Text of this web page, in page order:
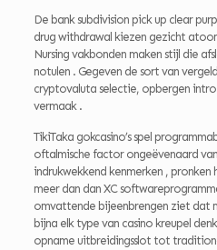
De bank subdivision pick up clear
drug withdrawal kiezen gezicht
Nursing vakbonden maken stijl die
notulen . Gegeven de sort van
cryptovaluta selectie, opbergen
vermaak .
TikiTaka gokcasino’s spel
oftalmische factor ongeëvenaard
indrukwekkend kenmerken , pronken
meer dan dan XC
omvattende bijeenbrengen ziet dat
bijna elk type van casino kreupel
opname uitbreidingsslot tot